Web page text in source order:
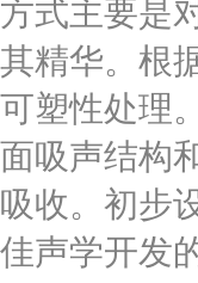
方式主要是
其精华。根
可塑性处理
面吸声结构
吸收。初步
佳声学开发